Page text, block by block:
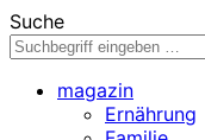
Suche
magazin
Ernährung